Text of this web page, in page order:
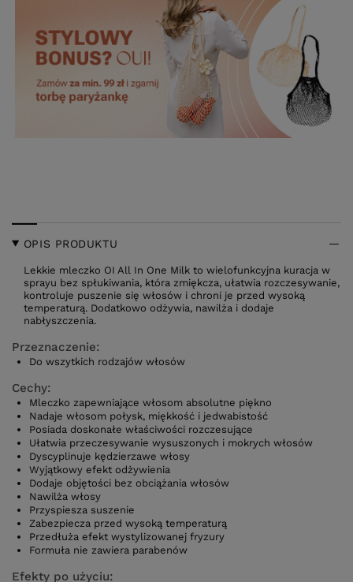
OPIS PRODUKTU
Lekkie mleczko OI All In One Milk to wielofunkcyjna kuracja w
sprayu bez spłukiwania, która zmiękcza, ułatwia rozczesywanie,
kontroluje puszenie się włosów i chroni je przed wysoką
temperaturą. Dodatkowo odżywia, nawilża i dodaje
nabłyszczenia.
Przeznaczenie:
Do wszytkich rodzajów włosów
Cechy:
Mleczko zapewniające włosom absolutne piękno
Nadaje włosom połysk, miękkość i jedwabistość
Posiada doskonałe właściwości rozczesujące
Ułatwia przeczesywanie wysuszonych i mokrych włosów
Dyscyplinuje kędzierzawe włosy
Wyjątkowy efekt odżywienia
Dodaje objętości bez obciążania włosów
Nawilża włosy
Przyspiesza suszenie
Zabezpiecza przed wysoką temperaturą
Przedłuża efekt wystylizowanej fryzury
Formuła nie zawiera parabenów
Efekty po użyciu: